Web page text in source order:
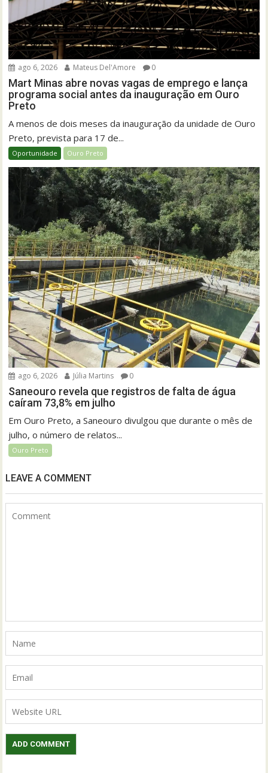
ago 6, 2026 Mateus Del'Amore 0
Mart Minas abre novas vagas de emprego e lança
programa social antes da inauguração em Ouro
Preto
A menos de dois meses da inauguração da unidade de Ouro
Preto, prevista para 17 de...
Oportunidade Ouro Preto
ago 6, 2026 Júlia Martins 0
Saneouro revela que registros de falta de água
caíram 73,8% em julho
Em Ouro Preto, a Saneouro divulgou que durante o mês de
julho, o número de relatos...
Ouro Preto
LEAVE A COMMENT